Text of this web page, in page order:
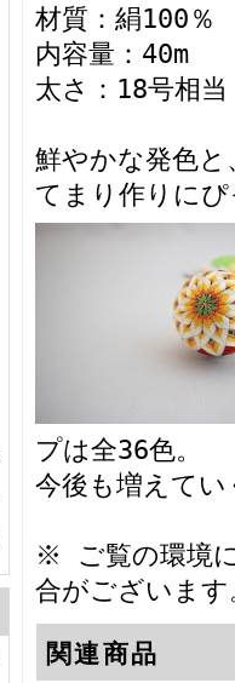
材質：絹100％
内容量：40m
太さ：18号相当
鮮やかな発色
てまり作りに
プは全36色。
今後も増えて
※ ご覧の環境
合がございま
関連商品